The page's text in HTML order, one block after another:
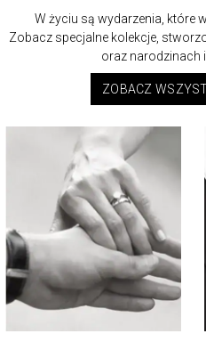
W życiu są wydarzenia, które
Zobacz specjalne kolekcje,
oraz narodzinach
ZOBACZ